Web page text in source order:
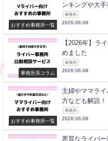
おすすめ事務所一覧
ンキングや大手
事務所
2026.06.08
事務所系コラム
【2026年】ラ
めました
事務所
2026.06.08
おすすめ事務所一覧
主婦やママラ
方なども解説！
事務所
2026.06.08
悪質なライバ